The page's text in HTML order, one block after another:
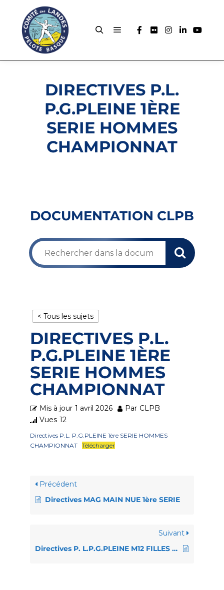
DIRECTIVES P.L.
P.G.PLEINE 1ÈRE
SERIE HOMMES
CHAMPIONNAT
DOCUMENTATION CLPB
< Tous les sujets
DIRECTIVES P.L.
P.G.PLEINE 1ÈRE
SERIE HOMMES
CHAMPIONNAT
Mis à jour 1 avril 2026 Par CLPB
Vues 12
Directives P.L. P.G.PLEINE 1ère SERIE HOMMES
CHAMPIONNAT Télécharger
Précédent
Directives MAG MAIN NUE 1ère SERIE
Suivant
Directives P. L.P.G.PLEINE M12 FILLES CHAMPIONNAT